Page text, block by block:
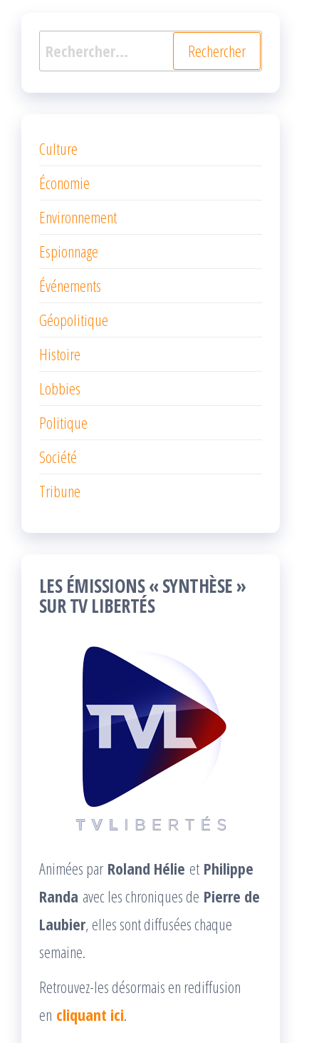
Rechercher :
Culture
Économie
Environnement
Espionnage
Événements
Géopolitique
Histoire
Lobbies
Politique
Société
Tribune
LES ÉMISSIONS « SYNTHÈSE »
SUR TV LIBERTÉS
Animées par Roland Hélie et Philippe
Randa avec les chroniques de Pierre de
Laubier, elles sont diffusées chaque
semaine.
Retrouvez-les désormais en rediffusion
en cliquant ici.